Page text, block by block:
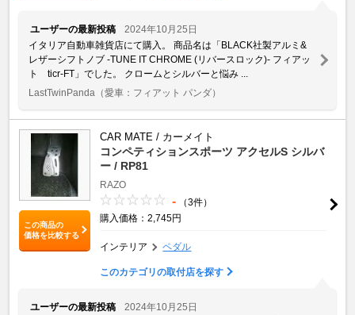
ユーザーの最新投稿
2024年10月25日
イタリア自動車雑貨店にて購入。 商品名は「BLACK社製アルミ&
レザーシフトノブ -TUNE IT CHROME (リバースロック)- フィアッ
ト ticr-FT」でした。 クロームとシルバーと悩み ...
LastTwinPanda （愛車：フィアット パンダ）
この商品の
価格を比較する
CAR MATE / カーメイト
コンペティションスポーツ アクセルS シルバ
ー / RP81
RAZO
-
（3件）
購入価格：2,745円
インテリア ペダル
このカテゴリの取付店を探す
ユーザーの最新投稿
2024年10月25日